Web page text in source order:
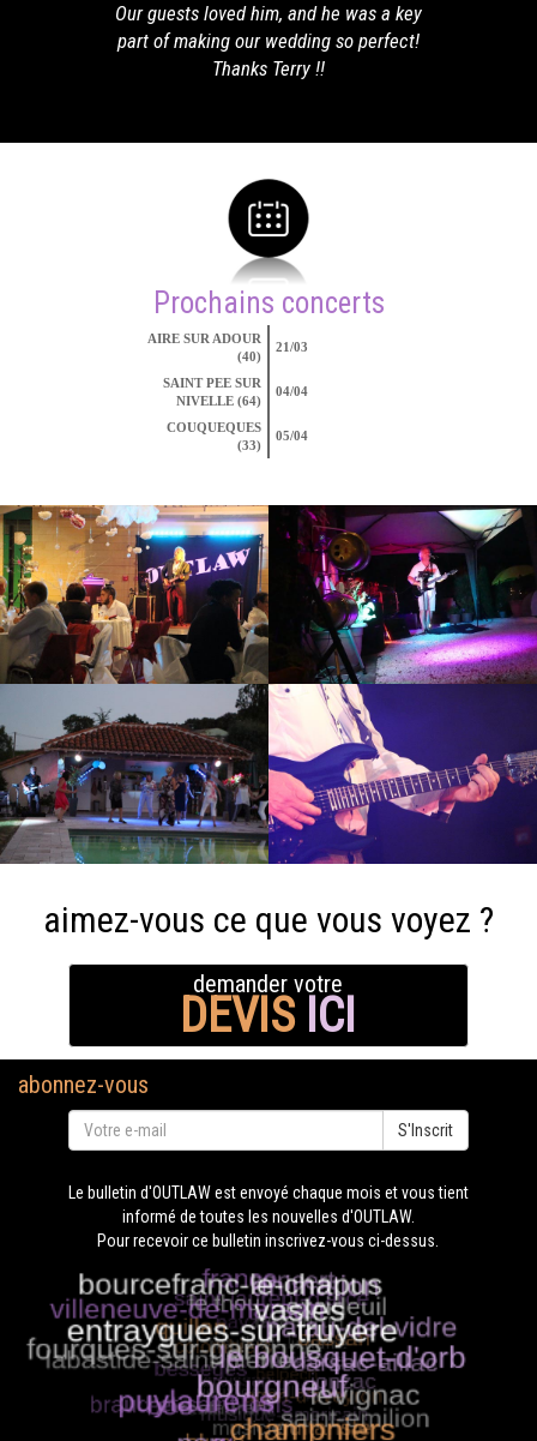
Our guests loved him, and he was a key
part of making our wedding so perfect!
Thanks Terry !!
Prochains concerts
AIRE SUR ADOUR
(40)
21/03
SAINT PEE SUR
NIVELLE (64)
04/04
COUQUEQUES
(33)
05/04
aimez-vous ce que vous voyez ?
demander votre
DEVIS ICI
abonnez-vous
S'Inscrit
Le bulletin d'OUTLAW est envoyé chaque mois et vous tient
informé de toutes les nouvelles d'OUTLAW.
Pour recevoir ce bulletin inscrivez-vous ci-dessus.